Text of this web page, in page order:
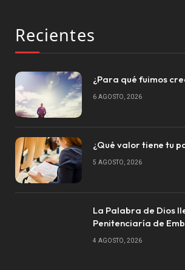
Recientes
¿Para qué fuimos
6 AGOSTO, 2026
¿Qué valor tiene tu
5 AGOSTO, 2026
La Palabra de Dios
Penitenciaría de
4 AGOSTO, 2026